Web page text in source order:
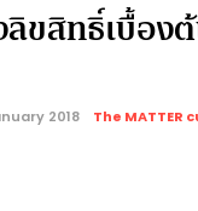
งลิขสิทธิ์เบื้อ
2018 The MATTER